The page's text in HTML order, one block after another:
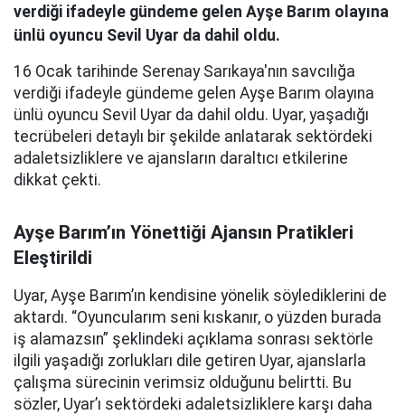
verdiği ifadeyle gündeme gelen Ayşe Barım olayına
ünlü oyuncu Sevil Uyar da dahil oldu.
16 Ocak tarihinde Serenay Sarıkaya'nın savcılığa
verdiği ifadeyle gündeme gelen Ayşe Barım olayına
ünlü oyuncu Sevil Uyar da dahil oldu. Uyar, yaşadığı
tecrübeleri detaylı bir şekilde anlatarak sektördeki
adaletsizliklere ve ajansların daraltıcı etkilerine
dikkat çekti.
Ayşe Barım’ın Yönettiği Ajansın Pratikleri
Eleştirildi
Uyar, Ayşe Barım’ın kendisine yönelik söylediklerini de
aktardı. “Oyuncularım seni kıskanır, o yüzden burada
iş alamazsın” şeklindeki açıklama sonrası sektörle
ilgili yaşadığı zorlukları dile getiren Uyar, ajanslarla
çalışma sürecinin verimsiz olduğunu belirtti. Bu
sözler, Uyar’ı sektördeki adaletsizliklere karşı daha